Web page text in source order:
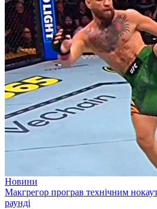
Новини
Макгрегор програв технічним
раунді